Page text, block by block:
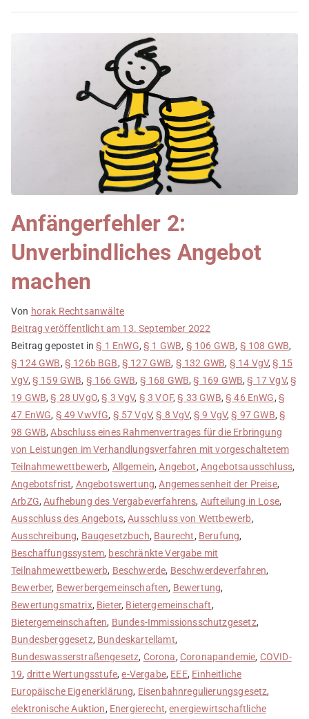
Anfängerfehler 2:
Unverbindliches Angebot
machen
Von horak Rechtsanwälte
Beitrag veröffentlicht am 13. September 2022
Beitrag gepostet in§ 1 EnWG,§ 1 GWB, § 106 GWB, § 108 GWB,
§ 124 GWB, § 126b BGB, § 127 GWB, § 132 GWB, § 14 VgV,§ 15
VgV, § 159 GWB, § 166 GWB, § 168 GWB,§ 169 GWB,§ 17 VgV,§
19 GWB,§ 28 UVgO,§ 3 VgV, § 3 VOF,§ 33 GWB,§ 46 EnWG, §
47 EnWG, § 49 VwVfG, § 57 VgV,§ 8 VgV, § 9 VgV,§ 97 GWB,§
98 GWB,Abschluss eines Rahmenvertrages für die Erbringung
von Leistungen im Verhandlungsverfahren mit vorgeschaltetem
Teilnahmewettbewerb, Allgemein,Angebot, Angebotsausschluss,
Angebotsfrist, Angebotswertung,Angemessenheit der Preise,
ArbZG,Aufhebung des Vergabeverfahrens, Aufteilung in Lose,
Ausschluss des Angebots,Ausschluss von Wettbewerb,
Ausschreibung, Baugesetzbuch, Baurecht, Berufung,
Beschaffungssystem, beschränkte Vergabe mit
Teilnahmewettbewerb, Beschwerde, Beschwerdeverfahren,
Bewerber, Bewerbergemeinschaften, Bewertung,
Bewertungsmatrix, Bieter, Bietergemeinschaft,
Bietergemeinschaften, Bundes-Immissionsschutzgesetz,
Bundesberggesetz, Bundeskartellamt,
Bundeswasserstraßengesetz, Corona, Coronapandemie, COVID-
19, dritte Wertungsstufe,e-Vergabe, EEE, Einheitliche
Europäische Eigenerklärung, Eisenbahnregulierungsgesetz,
elektronische Auktion, Energierecht,energiewirtschaftliche